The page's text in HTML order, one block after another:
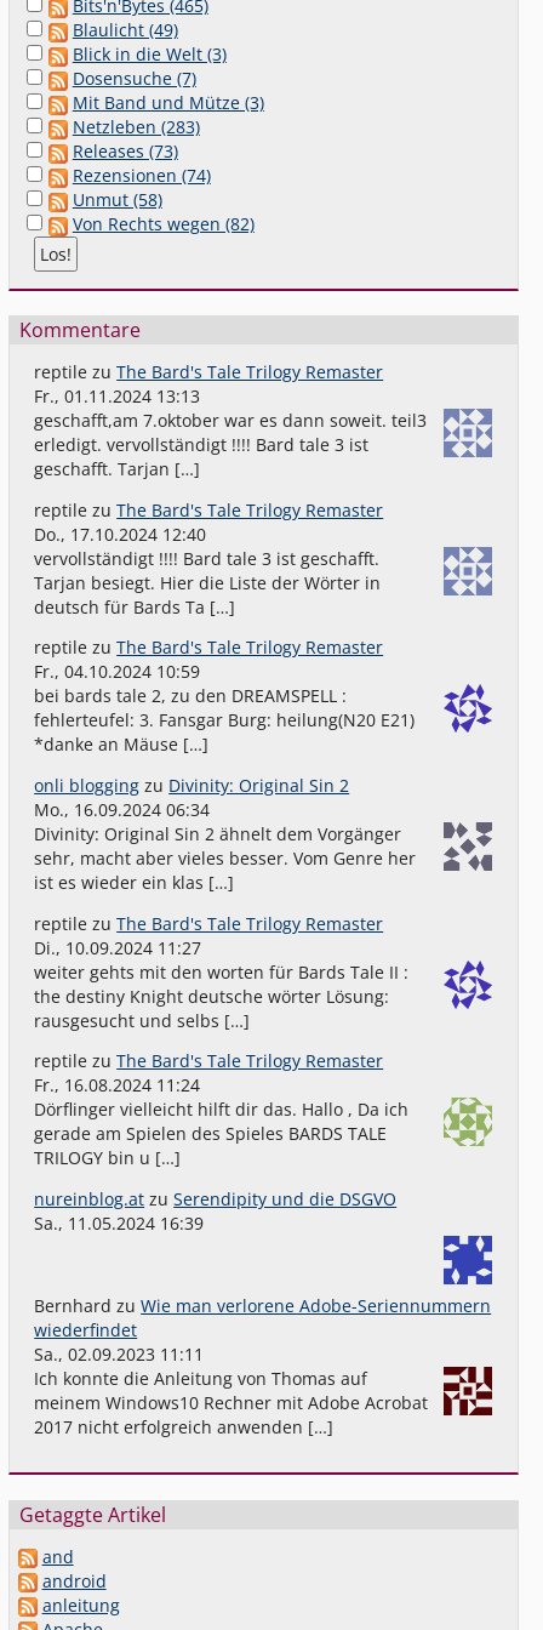
Bits'n'Bytes (465)
Blaulicht (49)
Blick in die Welt (3)
Dosensuche (7)
Mit Band und Mütze (3)
Netzleben (283)
Releases (73)
Rezensionen (74)
Unmut (58)
Von Rechts wegen (82)
Kommentare
reptile zuThe Bard's Tale Trilogy Remaster
Fr., 01.11.2024 13:13
geschafft,am 7.oktober war es dann soweit. teil3
erledigt. vervollständigt !!!! Bard tale 3 ist
geschafft. Tarjan […]
reptile zuThe Bard's Tale Trilogy Remaster
Do., 17.10.2024 12:40
vervollständigt !!!! Bard tale 3 ist geschafft.
Tarjan besiegt. Hier die Liste der Wörter in
deutsch für Bards Ta […]
reptile zuThe Bard's Tale Trilogy Remaster
Fr., 04.10.2024 10:59
bei bards tale 2, zu den DREAMSPELL :
fehlerteufel: 3. Fansgar Burg: heilung(N20 E21)
*danke an Mäuse […]
onli blogging zu Divinity: Original Sin 2
Mo., 16.09.2024 06:34
Divinity: Original Sin 2 ähnelt dem Vorgänger
sehr, macht aber vieles besser. Vom Genre her
ist es wieder ein klas […]
reptile zuThe Bard's Tale Trilogy Remaster
Di., 10.09.2024 11:27
weiter gehts mit den worten für Bards Tale II :
the destiny Knight deutsche wörter Lösung:
rausgesucht und selbs […]
reptile zuThe Bard's Tale Trilogy Remaster
Fr., 16.08.2024 11:24
Dörflinger vielleicht hilft dir das. Hallo , Da ich
gerade am Spielen des Spieles BARDS TALE
TRILOGY bin u […]
nureinblog.at zuSerendipity und die DSGVO
Sa., 11.05.2024 16:39
Bernhard zuWie man verlorene Adobe-Seriennummern
wiederfindet
Sa., 02.09.2023 11:11
Ich konnte die Anleitung von Thomas auf
meinem Windows10 Rechner mit Adobe Acrobat
2017 nicht erfolgreich anwenden […]
Getaggte Artikel
and
android
anleitung